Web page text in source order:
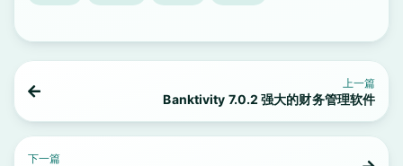
上一篇
Banktivity 7.0.2 强大的财务管理软件
下一篇